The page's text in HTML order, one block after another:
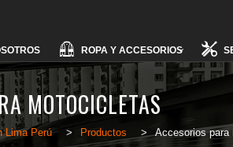
ROPA Y ACCESORIOS
MOTOCICLETAS
Lima Perú > Productos > Accesorios para